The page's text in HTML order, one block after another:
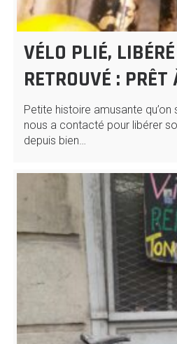
VÉLO PLIÉ,
RETROUVÉ : PRÊT
Petite histoire amusante
nous a contacté pour libérer
depuis bien…